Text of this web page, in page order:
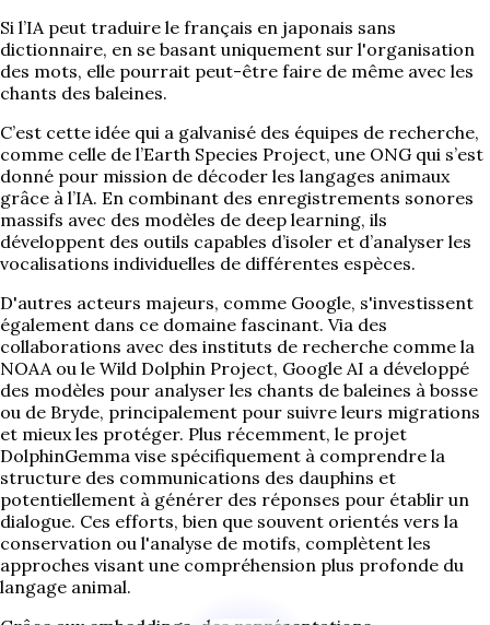
Si l’IA peut traduire le français en japonais sans
dictionnaire, en se basant uniquement sur l'organisation
des mots, elle pourrait peut-être faire de même avec les
chants des baleines.
C’est cette idée qui a galvanisé des équipes de recherche,
comme celle de l’Earth Species Project, une ONG qui s’est
donné pour mission de décoder les langages animaux
grâce à l’IA. En combinant des enregistrements sonores
massifs avec des modèles de deep learning, ils
développent des outils capables d’isoler et d’analyser les
vocalisations individuelles de différentes espèces.
D'autres acteurs majeurs, comme Google, s'investissent
également dans ce domaine fascinant. Via des
collaborations avec des instituts de recherche comme la
NOAA ou le Wild Dolphin Project, Google AI a développé
des modèles pour analyser les chants de baleines à bosse
ou de Bryde, principalement pour suivre leurs migrations
et mieux les protéger. Plus récemment, le projet
DolphinGemma vise spécifiquement à comprendre la
structure des communications des dauphins et
potentiellement à générer des réponses pour établir un
dialogue. Ces efforts, bien que souvent orientés vers la
conservation ou l'analyse de motifs, complètent les
approches visant une compréhension plus profonde du
langage animal.